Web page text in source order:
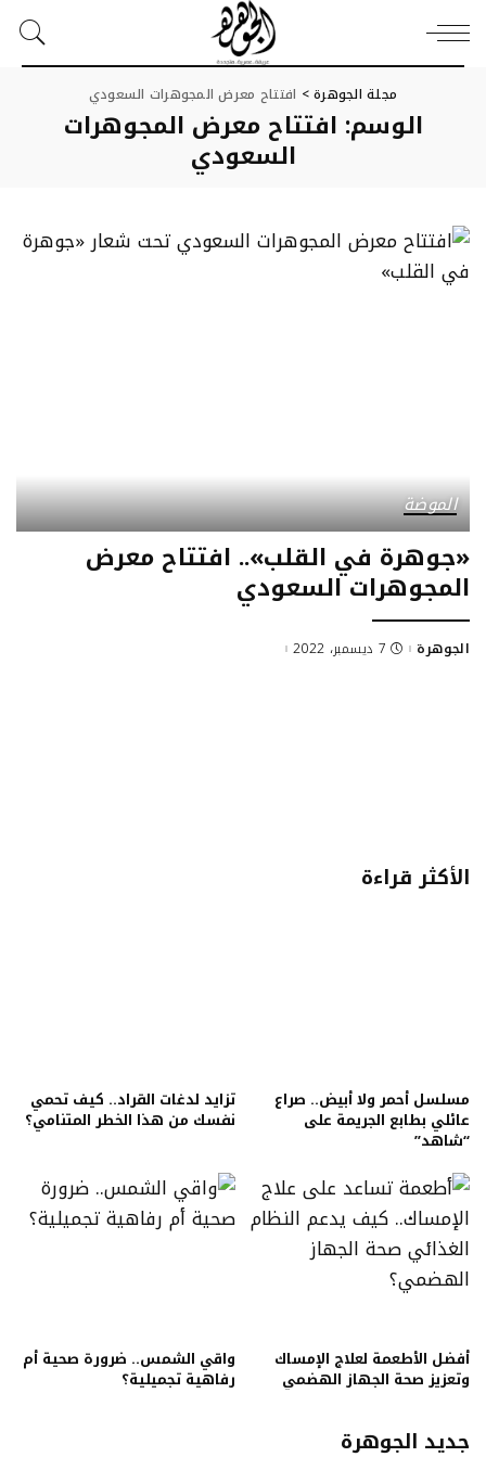
مجلة الجوهرة> افتتاح معرض المجوهرات السعودي
الوسم: افتتاح معرض المجوهرات
السعودي
الموضة
«جوهرة في القلب».. افتتاح معرض
المجوهرات السعودي
Posted
الجوهرة 7 ديسمبر، 2022
الأكثر قراءة
مسلسل أحمر ولا أبيض.. صراع
عائلي بطابع الجريمة على
“شاهد”
تزايد لدغات القراد.. كيف تحمي
نفسك من هذا الخطر المتنامي؟
أفضل الأطعمة لعلاج الإمساك
وتعزيز صحة الجهاز الهضمي
واقي الشمس.. ضرورة صحية أم
رفاهية تجميلية؟
جديد الجوهرة